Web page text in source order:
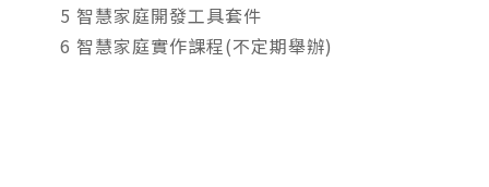
5 智慧家庭開發工具套件
6 智慧家庭實作課程(不定期舉辦)